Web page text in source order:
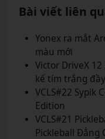
Bài viết liên
Yonex ra mắt
màu mới
Victor DriveX
kế tím trắng
VCLS#22 Sypik
Edition
VCLS#21
Pickleball Đẳng